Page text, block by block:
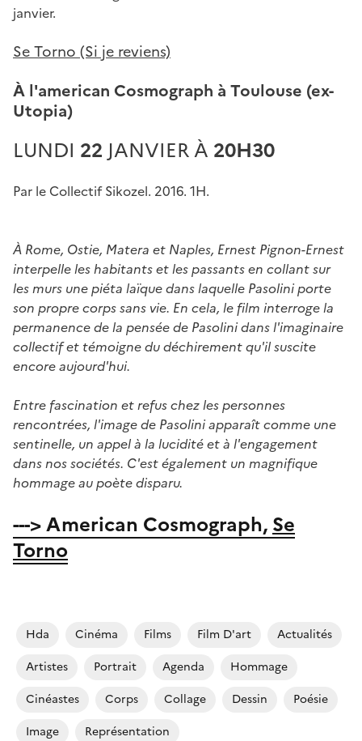
janvier.
Se Torno (Si je reviens)
À l'american Cosmograph à Toulouse (ex-
Utopia)
LUNDI 22 JANVIER À 20H30
Par le Collectif Sikozel. 2016. 1H.
À Rome, Ostie, Matera et Naples, Ernest Pignon-Ernest
interpelle les habitants et les passants en collant sur
les murs une piéta laïque dans laquelle Pasolini porte
son propre corps sans vie. En cela, le film interroge la
permanence de la pensée de Pasolini dans l'imaginaire
collectif et témoigne du déchirement qu'il suscite
encore aujourd'hui.
Entre fascination et refus chez les personnes
rencontrées, l'image de Pasolini apparaît comme une
sentinelle, un appel à la lucidité et à l'engagement
dans nos sociétés. C'est également un magnifique
hommage au poète disparu.
---> American Cosmograph,Se
Torno
Hda Cinéma Films Film D'art
Actualités
Artistes
Portrait Agenda
Hommage
Cinéastes
Corps Collage Dessin
Poésie
Image
Représentation